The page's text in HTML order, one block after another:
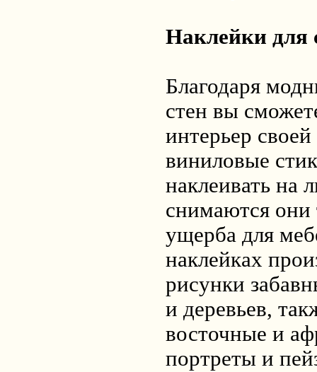
Наклейки для
Благодаря
стен вы
интерьер
виниловые
наклеивать на
снимаются они
ущерба для
наклейках
рисунки
и деревьев,
восточные и
портреты и